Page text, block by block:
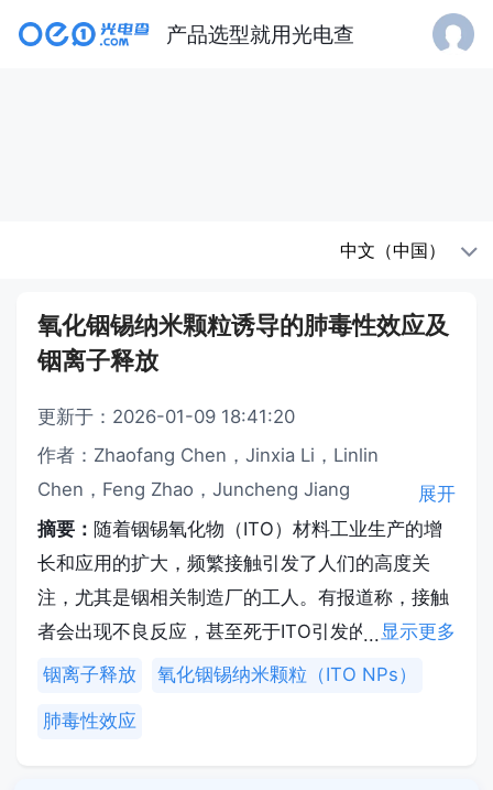
产品选型就用光电查
中文（中国）
氧化铟锡纳米颗粒诱导的肺毒性效应及
铟离子释放
更新于：2026-01-09 18:41:20
作者：Zhaofang Chen，Jinxia Li，Linlin
Chen，Feng Zhao，Juncheng Jiang
展开
摘要： 随着铟锡氧化物（ITO）材料工业生产的增
长和应用的扩大，频繁接触引发了人们的高度关
注，尤其是铟相关制造厂的工人。有报道称，接触
者会出现不良反应，甚至死于ITO引发的肺部疾病
——"铟肺"。除流行病学研究外，越来越多的动物
NPs）会导致肺损伤。这些纳米颗粒因粒径微小能
显示更多
铟离子释放
氧化铟锡纳米颗粒（ITO NPs）
肺毒性效应